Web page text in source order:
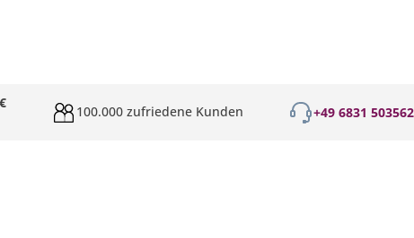
100.000 zufriedene Kunden +49 6831